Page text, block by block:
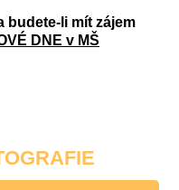
budete-li mít zájem
DNE v MŠ